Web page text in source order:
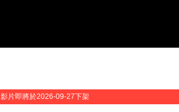
影片即將於2026-09-27下架